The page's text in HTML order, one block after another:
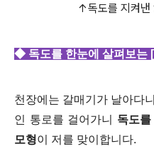
↑독도를 지켜낸
◆ 독도를 한눈에 살펴보는
천장에는 갈매기가 날아다
인 통로를 걸어가니 독도
모형이 저를 맞이합니다.